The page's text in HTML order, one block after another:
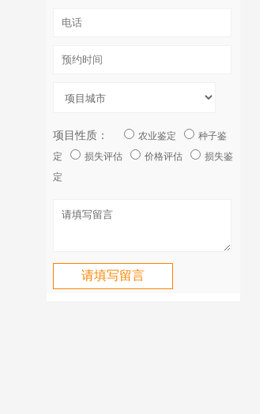
项目性质： 农业鉴定
种子鉴
定
损失评估 价格评估
损失鉴
定